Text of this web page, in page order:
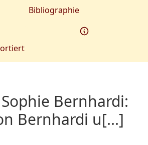
Bibliographie
Bernhardi:
Bernhardi u[...]